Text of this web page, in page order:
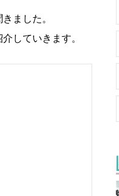
ました。
していきます。